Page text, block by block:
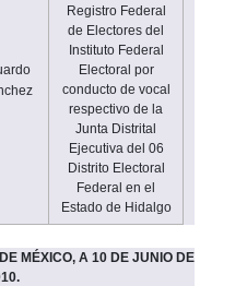
Registro Federal
de Electores del
Instituto Federal
Electoral por
conducto de vocal
respectivo de la
Junta Distrital
Ejecutiva del 06
Distrito Electoral
Federal en el
Estado de Hidalgo
MÉXICO, A 10 DE JUNIO DE